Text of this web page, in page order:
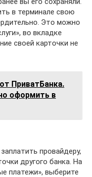
в терминале свою
Это можно
во вкладке
своей карточки не
ПриватБанка.
оформить в
провайдеру,
другого банка. На
платежи», выберите